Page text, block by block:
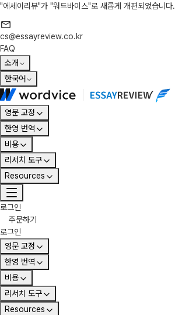
"에세이리뷰"가 "워드바이스"로 새롭게 개편되었습니다.
cs@essayreview.co.kr
FAQ
소개
한국어
영문 교정
한영 번역
비용
리서치 도구
Resources
로그인
주문하기
로그인
영문 교정
한영 번역
비용
리서치 도구
Resources